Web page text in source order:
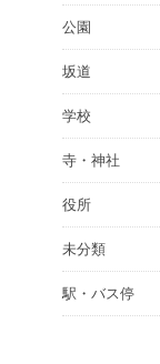
公園
坂道
学校
寺・神社
役所
未分類
駅・バス停